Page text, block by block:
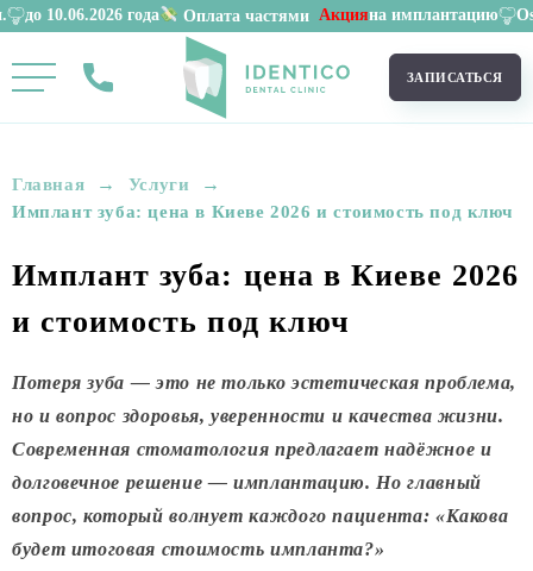
года Оплата частями Акцияна имплантацию Osstem 11
ЗАПИСАТЬСЯ
Главная → Услуги →
Имплант зуба: цена в Киеве 2026 и стоимость под ключ
Имплант зуба: цена в Киеве 2026
и стоимость под ключ
Потеря зуба — это не только эстетическая проблема,
но и вопрос здоровья, уверенности и качества жизни.
Современная стоматология предлагает надёжное и
долговечное решение — имплантацию. Но главный
вопрос, который волнует каждого пациента: «Какова
будет итоговая стоимость импланта?»